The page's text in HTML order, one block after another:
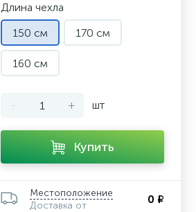
Длина чехла
150 см
170 см
160 см
- + шт
Купить
Местоположение
Доставка от
0 ₽